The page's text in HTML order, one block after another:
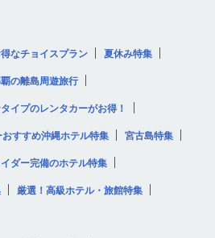
なチョイスプラン 夏休み特集
の離島周遊旅行
イプのレンタカーがお得！
すすめ沖縄ホテル特集 宮古島特集
ダー完備のホテル特集
厳選！高級ホテル・旅館特集